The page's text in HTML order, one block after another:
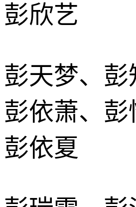
彭欣艺
彭天梦、彭
彭依萧、彭
彭依夏